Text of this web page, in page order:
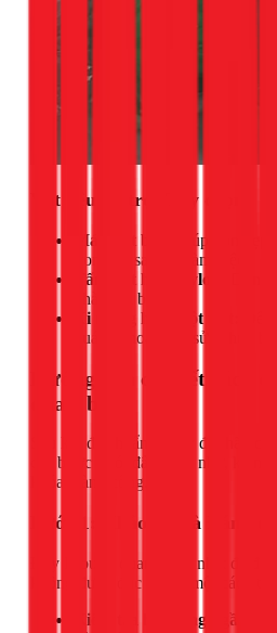
Vật liệu hỗ trợ (Tùy chọn)
Máy hút bụi:
Giúp dọn dẹp
trong và sau khi làm việc.
Tấm bạt hoặc nylon:
Dùng
nhà khỏi bụi bẩn.
Xi măng hoặc bột trét:
Để
quá tay hoặc cần sửa chữa
Hướng dẫn chi tiết cách
qua 4 bước
Sau khi đã chuẩn bị đầy đủ, hãy
các bước dưới đây. Hãy nhớ, kiên
khóa thành công.
Bước 1: Khảo sát và Đánh
Đây là bước quan trọng nhất để
không được đục tường một cách tùy
Kiểm tra hệ thống ngầm: